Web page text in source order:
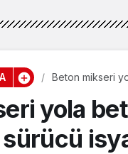
Beton mikseri
yola